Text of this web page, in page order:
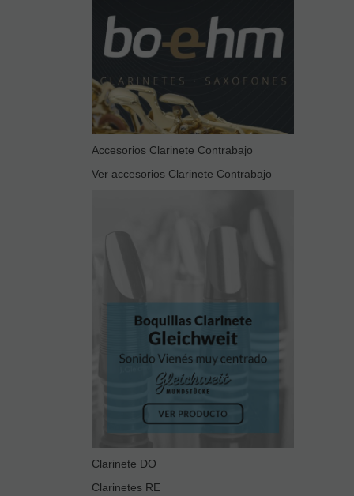
Accesorios Clarinete Contrabajo
Ver accesorios Clarinete Contrabajo
Clarinete DO
Clarinetes RE